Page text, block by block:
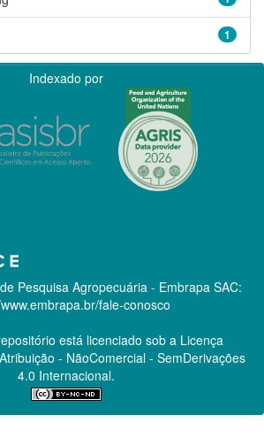
1
Indexado por
Pesquisa Agropecuária - Embrapa SAC:
fale-conosco
está licenciado sob a Licença
- NãoComercial - SemDerivações
4.0 Internacional.